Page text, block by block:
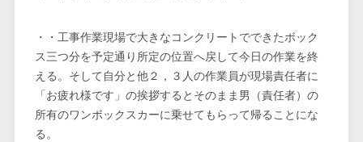
・・工事作業現場で大きなコンクリートでできたボック
ス三つ分を予定通り所定の位置へ戻して今日の作業を終
える。そして自分と他２，３人の作業員が現場責任者に
「お疲れ様です」の挨拶するとそのまま男（責任者）の
所有のワンボックスカーに乗せてもらって帰ることにな
る。